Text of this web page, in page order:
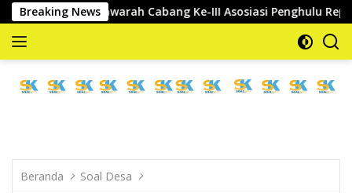
Langsung
ke
konten
Breaking NewsCabang Ke-III Asosiasi Penghulu Republik
mengabarkan
Beranda Soal Desa